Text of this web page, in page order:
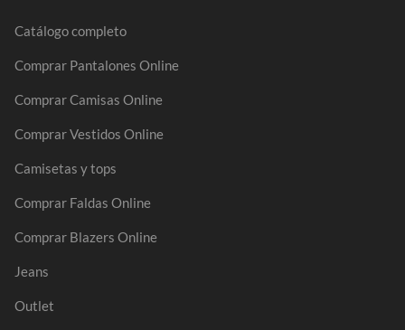
Catálogo completo
Comprar Pantalones Online
Comprar Camisas Online
Comprar Vestidos Online
Camisetas y tops
Comprar Faldas Online
Comprar Blazers Online
Jeans
Outlet